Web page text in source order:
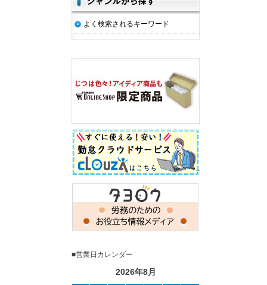
よく検索されるキーワード
■営業日カレンダー
2026年8月